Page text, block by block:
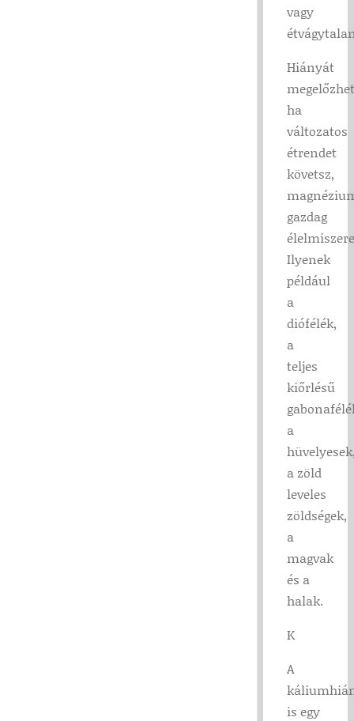
vagy
Hiányát
ha
változatos
étrendet
követsz,
gazdag
Ilyenek
például
a
diófélék,
a
teljes
kiőrlésű
a
a zöld
leveles
zöldségek,
a
magvak
és a
halak.
K
A
is egy